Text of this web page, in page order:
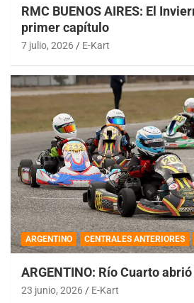
RMC BUENOS AIRES: El
primer capítulo
7 julio, 2026 E-Kart
ARGENTINO CENTRALES ANTERIORES
ARGENTINO: Río Cuarto
23 junio, 2026 E-Kart